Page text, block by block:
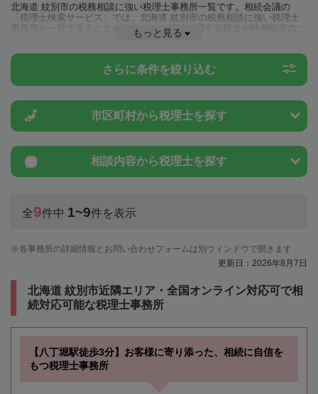
北海道 紋別市の税務相談に強い税理士事務所一覧です。相続会議の
「税理士検索サービス」では、北海道 紋別市の税務相談に強い税理士
事務所を一覧で見ることが出来ます。相続に関する税金や特例制度のこ
とは一度近隣の税理士に相談してみましょう。
もっと見る
さらに条件を絞り込む
市区町村から税理士を探す
相談内容から税理士を探す
全9件中 1~9件を表示
各事務所の詳細情報とお問い合わせフォームは別ウィンドウで開きます
更新日：2026年8月7日
北海道 紋別市近隣エリア・全国オンライン対応可で相
続対応可能な税理士事務所
【八丁堀駅徒歩3分】お客様に寄り添った、相続に自信を
もつ税理士事務所